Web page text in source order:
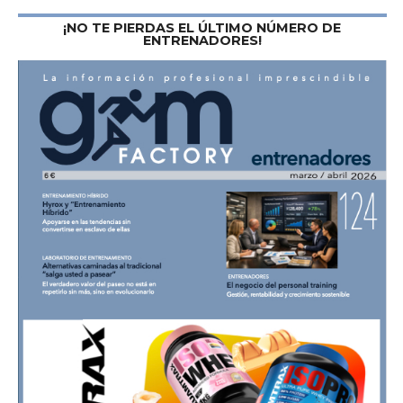
¡NO TE PIERDAS EL ÚLTIMO NÚMERO DE
ENTRENADORES!